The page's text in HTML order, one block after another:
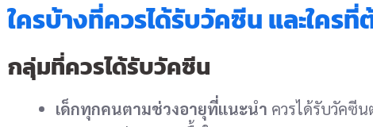
ใครบ้างที่ควรได้รับวัคซีน และใคร
กลุ่มที่ควรได้รับวัคซีน
เด็กทุกคนตามช่วงอายุที่แนะนำ ควรได้รับวัคซีน